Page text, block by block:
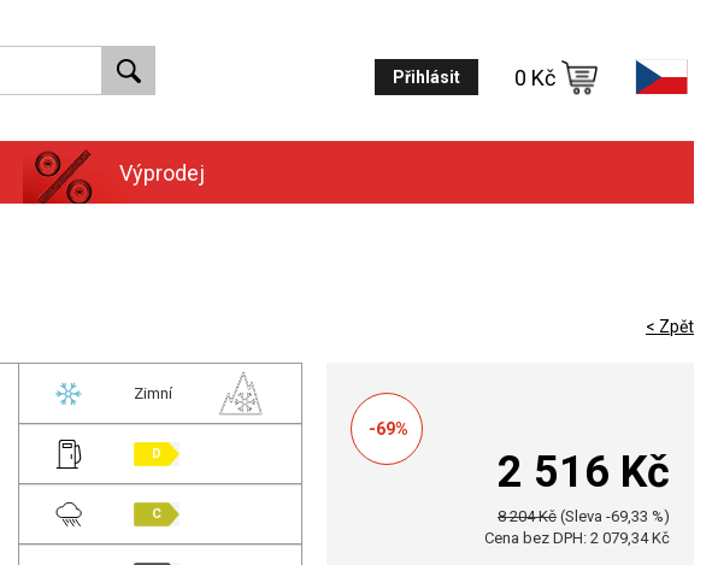
Přihlásit 0 Kč
Výprodej
< Zpět
Zimní
D
C
-69%
2 516 Kč
8 204 Kč (Sleva -69,33 %)
Cena bez DPH: 2 079,34 Kč